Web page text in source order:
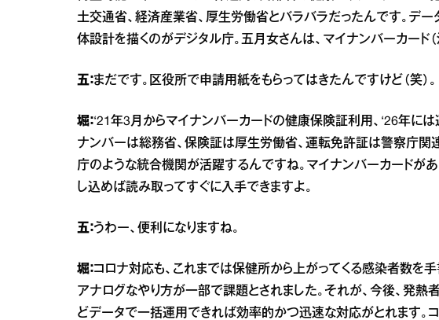
土交通省、経済産業省、厚生労働省とバラバラだったんです。デ
体設計を描くのがデジタル庁。五月女さんは、マイナンバーカード（
五：まだです。区役所で申請用紙をもらってはきたんですけど（笑）。
堀：‘21年3月からマイナンバーカードの健康保険証利用、‘26年に
ナンバーは総務省、保険証は厚生労働省、運転免許証は警察庁関
庁のような統合機関が活躍するんですね。マイナンバーカードが
し込めば読み取ってすぐに入手できますよ。
五：うわー、便利になりますね。
堀：コロナ対応も、これまでは保健所から上がってくる感染者数を
アナログなやり方が一部で課題とされました。それが、今後、発
どデータで一括運用できれば効率的かつ迅速な対応がとれます。